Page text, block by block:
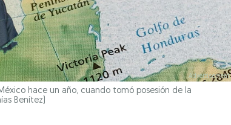
hace un año, cuando tomó posesión de la
Benítez)